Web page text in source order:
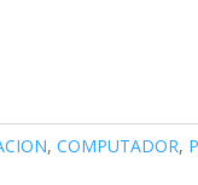
, COMPUTADOR,